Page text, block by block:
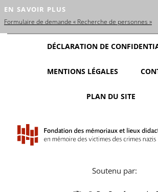
EN SAVOIR PLUS
Formulaire de demande « Recherche de personnes »
DÉCLARATION DE
MENTIONS LÉGALES
PLAN DU SITE
Soutenu par: